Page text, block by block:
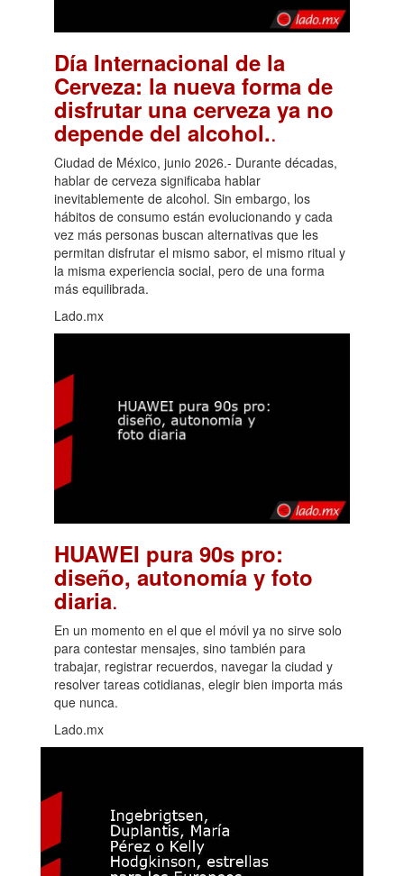
Día Internacional de la
Cerveza: la nueva forma de
disfrutar una cerveza ya no
depende del alcohol..
Ciudad de México, junio 2026.- Durante décadas,
hablar de cerveza significaba hablar
inevitablemente de alcohol. Sin embargo, los
hábitos de consumo están evolucionando y cada
vez más personas buscan alternativas que les
permitan disfrutar el mismo sabor, el mismo ritual y
la misma experiencia social, pero de una forma
más equilibrada.
Lado.mx
HUAWEI pura 90s pro:
diseño, autonomía y foto
diaria.
En un momento en el que el móvil ya no sirve solo
para contestar mensajes, sino también para
trabajar, registrar recuerdos, navegar la ciudad y
resolver tareas cotidianas, elegir bien importa más
que nunca.
Lado.mx